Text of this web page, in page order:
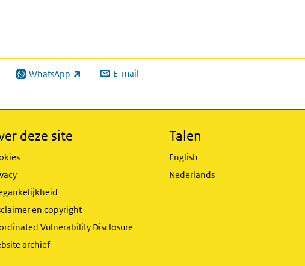
WhatsApp
(externe link) E-mail
deze site
en copyright
Vulnerability Disclosure
archief
Talen
English
Nederlands